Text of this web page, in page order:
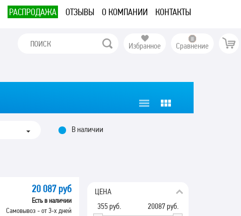
РАСПРОДАЖА ОТЗЫВЫ О КОМПАНИИ КОНТАКТЫ
Избранное Сравнение
В наличии
ЦЕНА
20087руб.
355руб.
20 087 руб
Есть в наличии
Самовывоз - от 3-х дней